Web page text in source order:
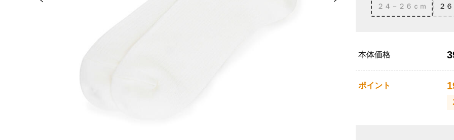
２４－２６ｃｍ ２
本体価格
ポイント